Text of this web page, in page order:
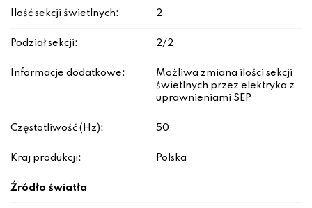
Ilość sekcji świetlnych: 2
Podział sekcji: 2/2
Informacje dodatkowe:
Możliwa zmiana ilości sekcji
świetlnych przez elektryka z
uprawnieniami SEP
Częstotliwość (Hz): 50
Kraj produkcji: Polska
Źródło światła